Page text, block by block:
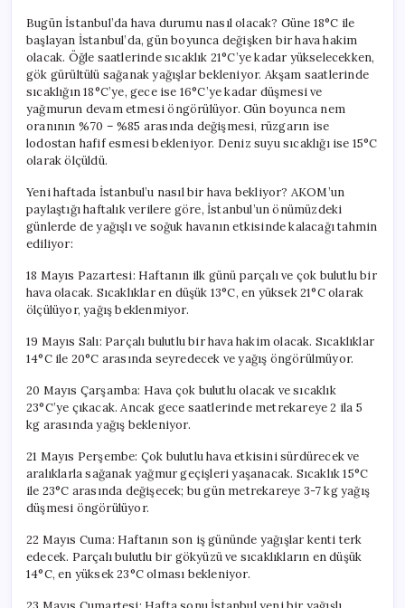
Bugün İstanbul’da hava durumu nasıl olacak? Güne 18°C ile
başlayan İstanbul’da, gün boyunca değişken bir hava hakim
olacak. Öğle saatlerinde sıcaklık 21°C’ye kadar yükselecekken,
gök gürültülü sağanak yağışlar bekleniyor. Akşam saatlerinde
sıcaklığın 18°C’ye, gece ise 16°C’ye kadar düşmesi ve
yağmurun devam etmesi öngörülüyor. Gün boyunca nem
oranının %70 – %85 arasında değişmesi, rüzgarın ise
lodostan hafif esmesi bekleniyor. Deniz suyu sıcaklığı ise 15°C
olarak ölçüldü.
Yeni haftada İstanbul’u nasıl bir hava bekliyor? AKOM’un
paylaştığı haftalık verilere göre, İstanbul’un önümüzdeki
günlerde de yağışlı ve soğuk havanın etkisinde kalacağı tahmin
ediliyor:
18 Mayıs Pazartesi: Haftanın ilk günü parçalı ve çok bulutlu bir
hava olacak. Sıcaklıklar en düşük 13°C, en yüksek 21°C olarak
ölçülüyor, yağış beklenmiyor.
19 Mayıs Salı: Parçalı bulutlu bir hava hakim olacak. Sıcaklıklar
14°C ile 20°C arasında seyredecek ve yağış öngörülmüyor.
20 Mayıs Çarşamba: Hava çok bulutlu olacak ve sıcaklık
23°C’ye çıkacak. Ancak gece saatlerinde metrekareye 2 ila 5
kg arasında yağış bekleniyor.
21 Mayıs Perşembe: Çok bulutlu hava etkisini sürdürecek ve
aralıklarla sağanak yağmur geçişleri yaşanacak. Sıcaklık 15°C
ile 23°C arasında değişecek; bu gün metrekareye 3-7 kg yağış
düşmesi öngörülüyor.
22 Mayıs Cuma: Haftanın son iş gününde yağışlar kenti terk
edecek. Parçalı bulutlu bir gökyüzü ve sıcaklıkların en düşük
14°C, en yüksek 23°C olması bekleniyor.